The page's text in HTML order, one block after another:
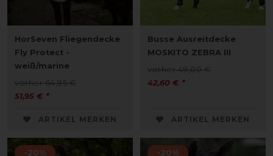
HorSeven Fliegendecke
Fly Protect -
weiß/marine
vorher 64,95 €
51,95 € *
ARTIKEL MERKEN
Busse Ausreitdecke
MOSKITO ZEBRA III
vorher 49,00 €
42,60 € *
ARTIKEL MERKEN
-20% -20%